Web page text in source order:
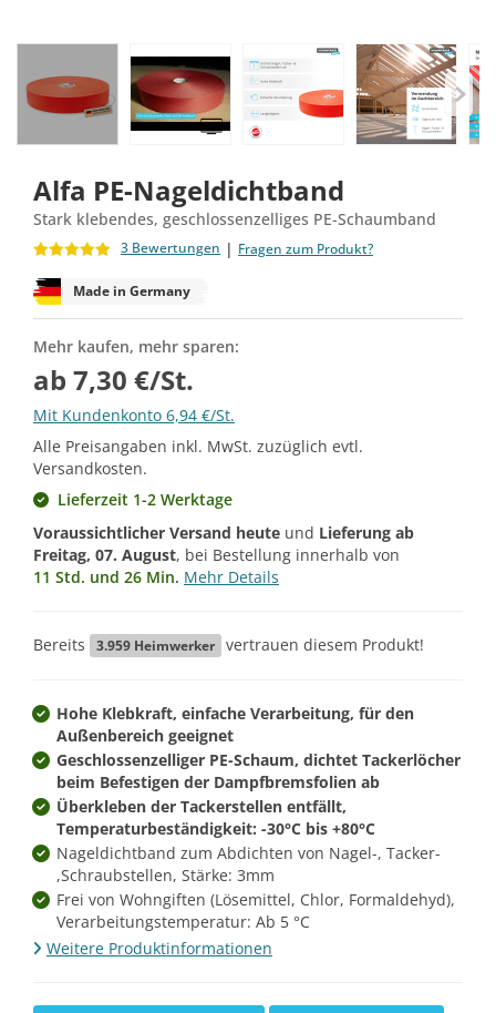
Alfa PE-Nageldichtband
Stark klebendes, geschlossenzelliges PE-Schaumband
3 Bewertungen | Fragen zum Produkt?
Made in Germany
Mehr kaufen, mehr sparen:
ab 7,30 €/St.
Mit Kundenkonto 6,94 €/St.
Alle Preisangaben inkl. MwSt. zuzüglich evtl.
Versandkosten.
Lieferzeit 1-2 Werktage
Voraussichtlicher Versand heute und Lieferung ab
Freitag, 07. August, bei Bestellung innerhalb von
11 Std. und 26 Min. Mehr Details
Bereits 3.959 Heimwerker vertrauen diesem Produkt!
Hohe Klebkraft, einfache Verarbeitung, für den
Außenbereich geeignet
Geschlossenzelliger PE-Schaum, dichtet Tackerlöcher
beim Befestigen der Dampfbremsfolien ab
Überkleben der Tackerstellen entfällt,
Temperaturbeständigkeit: -30°C bis +80°C
Nageldichtband zum Abdichten von Nagel-, Tacker-
,Schraubstellen, Stärke: 3mm
Frei von Wohngiften (Lösemittel, Chlor, Formaldehyd),
Verarbeitungstemperatur: Ab 5 °C
Weitere Produktinformationen